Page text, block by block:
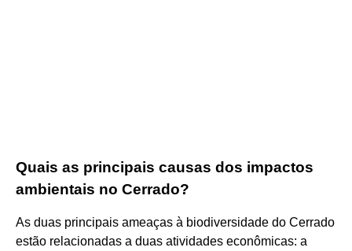
Quais as principais causas dos impactos
ambientais no Cerrado?
As duas principais ameaças à biodiversidade do Cerrado
estão relacionadas a duas atividades econômicas: a